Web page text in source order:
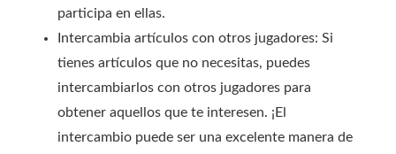
participa en ellas.
Intercambia artículos con otros jugadores: Si
tienes artículos que no necesitas, puedes
intercambiarlos con otros jugadores para
obtener aquellos que te interesen. ¡El
intercambio puede ser una excelente manera de